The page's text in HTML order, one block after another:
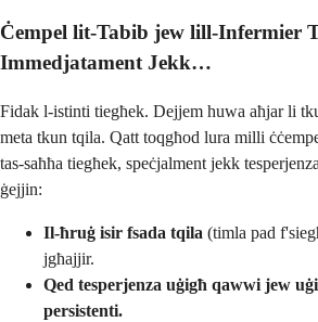
Ċempel lit-Tabib jew lill-Infermier
Immedjatament Jekk…
Fidak l-istinti tiegħek. Dejjem huwa aħjar li
meta tkun tqila. Qatt toqgħod lura milli
tas-saħħa tiegħek, speċjalment jekk
ġejjin:
Il-ħruġ isir fsada tqila (timla pad
jgħajjir.
Qed tesperjenza uġigħ qawwi jew
persistenti.